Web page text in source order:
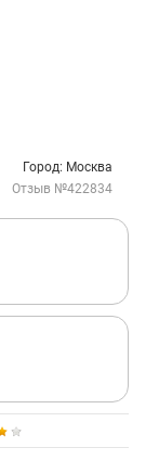
Город: Москва
Отзыв №422834